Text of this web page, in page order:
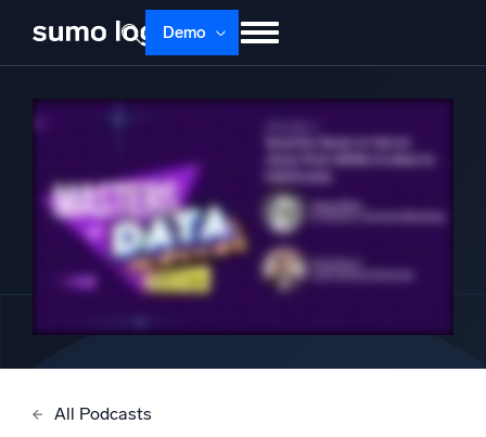
Demo
Produkte Lösungen Preise Doku
Kostenlos testen Support
Dojo AI NEU
Multi-Agenten-AI-Plattform
Plattform
All Podcasts